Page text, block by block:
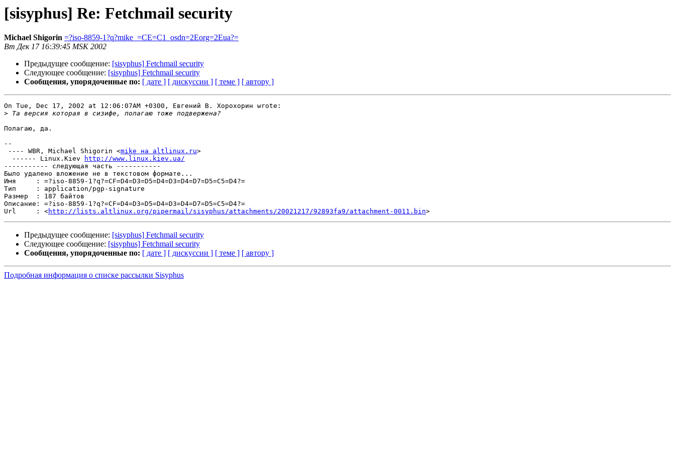
[sisyphus] Re: Fetchmail security
Michael Shigorin =?iso-8859-1?q?mike_=CE=C1_osdn=2Eorg=2Eua?=
Вт Дек 17 16:39:45 MSK 2002
Предыдущее сообщение: [sisyphus] Fetchmail security
Следующее сообщение: [sisyphus] Fetchmail security
Сообщения, упорядоченные по: [ дате ] [ дискуссии ] [ теме ] [ автору ]
On Tue, Dec 17, 2002 at 12:06:07AM +0300, Евгений В. Хорохорин wrote:
>
Полагаю, да.
--
---- WBR, Michael Shigorin <mike на altlinux.ru>
  ------ Linux.Kiev
http://www.linux.kiev.ua/
----------- следующая часть -----------
Было удалено вложение не в текстовом формате...
Имя     : =?iso-8859-1?q?=CF=D4=D3=D5=D4=D3=D4=D7=D5=C5=D4?=
Тип     : application/pgp-signature
Размер  : 187 байтов
Описание: =?iso-8859-1?q?=CF=D4=D3=D5=D4=D3=D4=D7=D5=C5=D4?=
Url     : <http://lists.altlinux.org/pipermail/sisyphus/attachments/20021217/92893fa9/attachment-0011.bin
Предыдущее сообщение: [sisyphus] Fetchmail security
Следующее сообщение: [sisyphus] Fetchmail security
Сообщения, упорядоченные по: [ дате ] [ дискуссии ] [ теме ] [ автору ]
Подробная информация о списке рассылки Sisyphus